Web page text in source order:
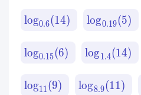
log0.6(14) log0.19(5)
log0.15(6) log1.4(14)
log11(9) log8.9(11)